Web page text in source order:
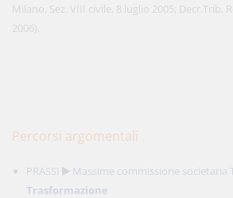
Milano, Sez. VIII civile, 8 luglio 2005; Decr.Trib.
2006).
Percorsi argomentali
PRASSI Massime commissione societaria
Trasformazione